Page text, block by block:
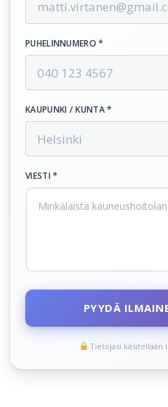
PUHELINNUMERO *
KAUPUNKI / KUNTA *
VIESTI *
PYYDÄ
Tietojasi käsitellään